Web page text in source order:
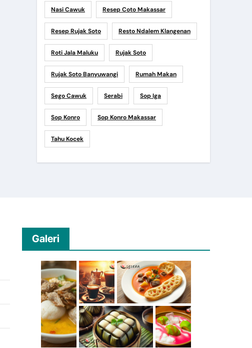
Nasi Cawuk Resep Coto Makassar
Resep Rujak Soto Resto Ndalem Klangenan
Roti Jala Maluku Rujak Soto
Rujak Soto Banyuwangi Rumah Makan
Sego Cawuk Serabi Sop Iga
Sop Konro Sop Konro Makassar
Tahu Kocek
Galeri